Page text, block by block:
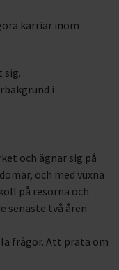
karriär inom
sig.
i
och ägnar sig på
och med vuxna
på resorna och
senaste två åren
frågor. Att prata om